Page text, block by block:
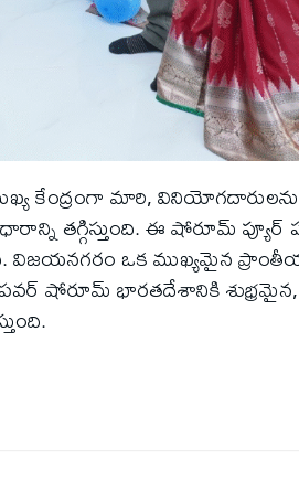
కేంద్రంగా మారి,
తగ్గిస్తుంది. ఈ షోరూమ్ ప్యూర్
విజయనగరం ఒక ముఖ్యమైన
షోరూమ్ భారతదేశానికి